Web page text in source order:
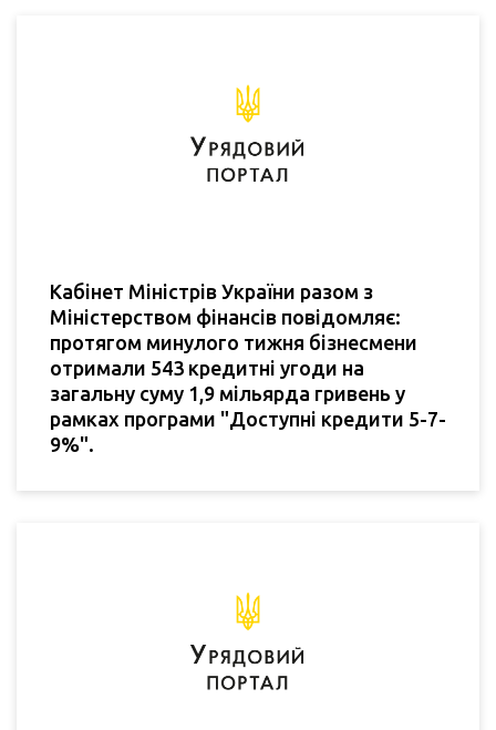
Кабінет Міністрів України разом з
Міністерством фінансів повідомляє:
протягом минулого тижня бізнесмени
отримали 543 кредитні угоди на
загальну суму 1,9 мільярда гривень у
рамках програми "Доступні кредити 5-7-
9%".